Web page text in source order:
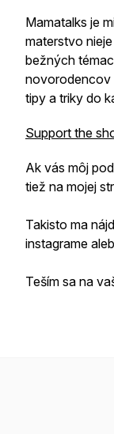
Mamatalks je
materstvo
bežných
novorodencov
tipy a triky do
Support the
Ak vás môj
tiež na mojej
Takisto ma
instagrame
Teším sa na